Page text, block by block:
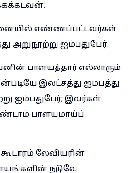
எண்ணப்பட்டவர்கள்
அறுநூற்று ஐம்பதுபேர்.
பாளயத்தார் எல்லாரும்
இலட்சத்து ஐம்பத்து
ஐம்பதுபேர்; இவர்கள்
பாளயமாய்ப்
லேவியரின்
நடுவே